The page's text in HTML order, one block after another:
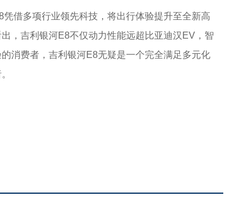
借多项行业领先科技，将出行体验提升至全新高
，吉利银河E8不仅动力性能远超比亚迪汉EV，智
消费者，吉利银河E8无疑是一个完全满足多元化